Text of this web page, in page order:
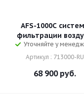
AFS-1000C
фильтрации
Уточняйте у
Артикул : 713000-RU
68 900руб.